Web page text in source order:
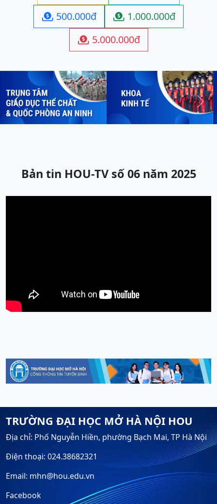
 500.000đ  1.000.000đ
 5.000.000đ
Previous Next
Bản tin HOU-TV số 06 năm 2025
TRƯỜNG ĐẠI HỌC MỞ HÀ NỘI HOU
Địa chỉ: Phố Nguyễn Hiền, phường Bạch Mai, TP Hà Nội
Điện thoại: 024.38682321
Email: mhn@hou.edu.vn
Facebook